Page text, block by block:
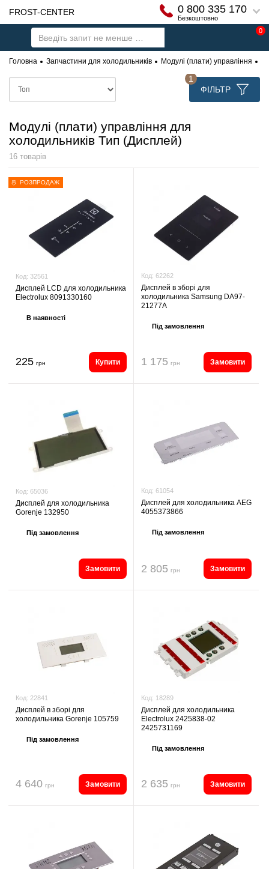
FROST-CENTER 0 800 335 170
Безкоштовно
0
Головна Запчастини для холодильників Модулі (плати) управління
ФІЛЬТР
1
Модулі (плати) управління для
холодильників Тип (Дисплей)
16 товарів
Код: 32561
Дисплей LCD для холодильника
Electrolux 8091330160
РОЗПРОДАЖ
В наявності
225 грн Купити
Код: 62262
Дисплей в зборі для
холодильника Samsung DA97-
21277A
Під замовлення
1 175 грн Замовити
Код: 65036
Дисплей для холодильника
Gorenje 132950
Під замовлення
Замовити
Код: 61054
Дисплей для холодильника AEG
4055373866
Під замовлення
2 805 грн Замовити
Код: 22841
Дисплей в зборі для
холодильника Gorenje 105759
Під замовлення
4 640 грн Замовити
Код: 18289
Дисплей для холодильника
Electrolux 2425838-02
2425731169
Під замовлення
2 635 грн Замовити